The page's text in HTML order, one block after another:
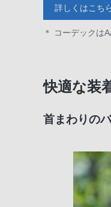
詳しくはこち
＊ コーデックは
快適な装
首まわりの